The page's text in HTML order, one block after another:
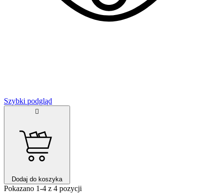
Szybki podgląd

Dodaj do koszyka
Pokazano 1-4 z 4 pozycji